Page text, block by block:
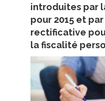
introduites par
pour 2015 et
rectificative
la fiscalité